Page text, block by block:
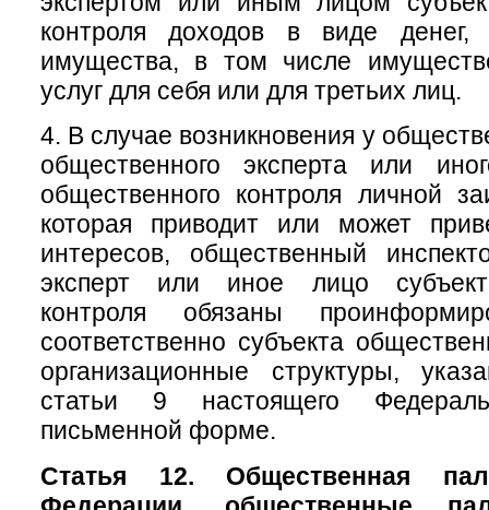
контроля доходов в виде денег,
имущества, в том числе
услуг для себя или для третьих лиц.
4. В случае возникновения у
общественного эксперта или
общественного контроля личной
которая приводит или может
интересов, общественный
эксперт или иное лицо
контроля обязаны
соответственно субъекта
организационные структуры,
статьи 9 настоящего
письменной форме.
Статья 12. Общественная